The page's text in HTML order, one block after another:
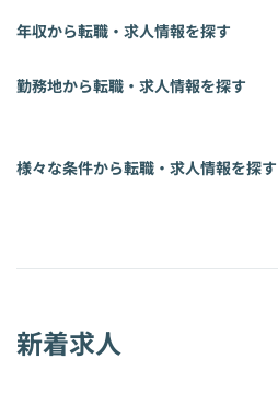
年収から転職・求人情報を探す
勤務地から転職・求人情報を探す
様々な条件から転職・求人情報を探す
新着求人